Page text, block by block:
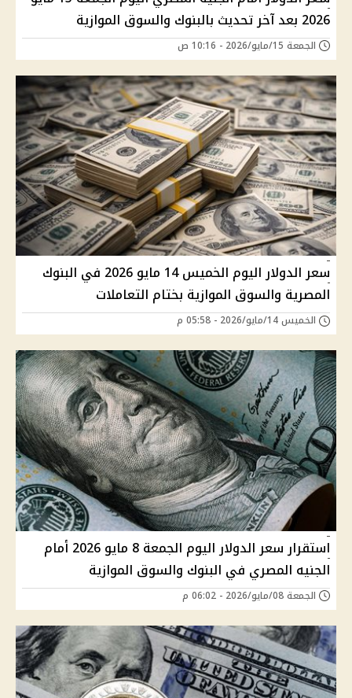
2026 بعد آخر تحديث بالبنوك والسوق الموازية
الجمعة 15/مايو/2026 - 10:16 ص
سعر الدولار اليوم الخميس 14 مايو 2026 في البنوك
المصرية والسوق الموازية بختام التعاملات
الخميس 14/مايو/2026 - 05:58 م
استقرار سعر الدولار اليوم الجمعة 8 مايو 2026 أمام
الجنيه المصري في البنوك والسوق الموازية
الجمعة 08/مايو/2026 - 06:02 م